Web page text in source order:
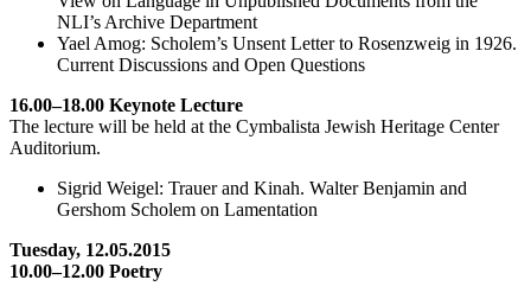
NLI’s Archive Department
Yael Amog: Scholem’s Unsent Letter to Rosenzweig in 1926.
Current Discussions and Open Questions
16.00–18.00 Keynote Lecture
The lecture will be held at the Cymbalista Jewish Heritage Center
Auditorium.
Sigrid Weigel: Trauer and Kinah. Walter Benjamin and
Gershom Scholem on Lamentation
Tuesday, 12.05.2015
10.00–12.00 Poetry